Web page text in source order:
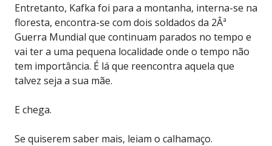
Entretanto, Kafka foi para a montanha, interna-se na
floresta, encontra-se com dois soldados da 2Âª
Guerra Mundial que continuam parados no tempo e
vai ter a uma pequena localidade onde o tempo não
tem importância. É lá que reencontra aquela que
talvez seja a sua mãe.
E chega.
Se quiserem saber mais, leiam o calhamaço.